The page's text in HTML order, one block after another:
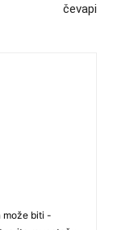
čevapi
može biti -